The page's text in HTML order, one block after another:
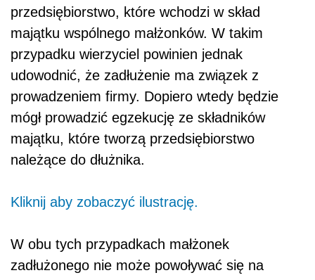
przedsiębiorstwo, które wchodzi w skład
majątku wspólnego małżonków. W takim
przypadku wierzyciel powinien jednak
udowodnić, że zadłużenie ma związek z
prowadzeniem firmy. Dopiero wtedy będzie
mógł prowadzić egzekucję ze składników
majątku, które tworzą przedsiębiorstwo
należące do dłużnika.
Kliknij aby zobaczyć ilustrację.
W obu tych przypadkach małżonek
zadłużonego nie może powoływać się na